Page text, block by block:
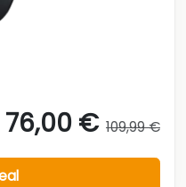
76,00 € 109,99 €